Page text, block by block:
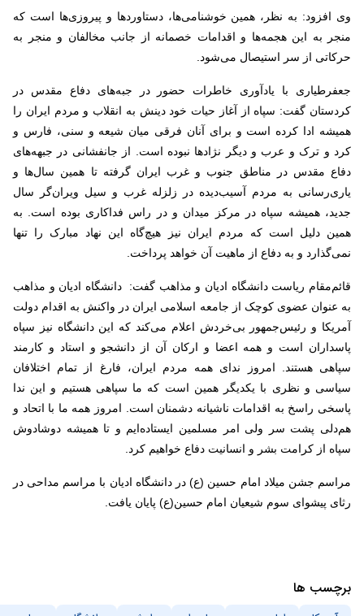
وی افزود: به نظر، همین خوشنامی‌ها، دستاوردها و پیروزی‌ها است که
منجر به این هجمه‌ها و اقدامات خصمانه از جانب مخالفان و منجر به
حرکاتی از سر استیصال می‌شود.
جعفرطیاری با یادآوری خاطرات حضور در جبه‌های دفاع مقدس در
کردستان گفت: سپاه از آغاز حیات خود دینش به انقلاب و مردم ایران را
همیشه ادا کرده است و برای آنان فرقی میان شیعه و سنی، فارس و
کرد و ترک و عرب و دیگر نژادها نبوده است. از جانفشانی در جبهه‌های
دفاع مقدس در مناطق جنوب و غرب ایران گرفته تا همین سال‌ها و
یاری‌رسانی به مردم آسیب‌دیده در زلزله غرب و سیل ویران‌گر سال
جدید، همیشه سپاه در مرکز میدان و در راس فداکاری بوده است. به
همین دلیل است که مردم ایران نیز هیچ‌گاه این نهاد مبارک را تنها
نمی‌گذارد و به دفاع از ماهیت آن خواهد پرداخت.
قائم‌مقام ریاست دانشگاه ادیان و مذاهب گفت: دانشگاه ادیان و مذاهب
به عنوان عضوی کوچک از جامعه اسلامی ایران در واکنش به اقدام دولت
آمریکا و رئیس‌جمهور بی‌خردش اعلام می‌کند که این دانشگاه نیز سپاه
پاسداران است و همه اعضا و ارکان آن از دانشجو و استاد و کارمند
سپاهی هستند. امروز ندای همه مردم ایران، فارغ از تمام اختلافان
سیاسی و نظری با یکدیگر همین است که ما سپاهی هستیم و این ندا
پاسخی راسخ به اقدامات ناشیانه دشمنان است. امروز همه ما با اتحاد و
هم‌دلی پشت سر ولی امر مسلمین ایستاده‌ایم و تا همیشه دوشادوش
سپاه از کرامت بشر و انسانیت دفاع خواهیم کرد.
مراسم جشن میلاد امام حسین (ع) در دانشگاه ادیان با مراسم مداحی در
رثای پیشوای سوم شیعیان امام حسین(ع) پایان یافت.
برچسب ها